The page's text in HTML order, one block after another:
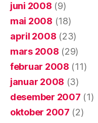
juni 2008 (9)
mai 2008 (18)
april 2008 (23)
mars 2008 (29)
februar 2008 (11)
januar 2008 (3)
desember 2007 (1)
oktober 2007 (2)